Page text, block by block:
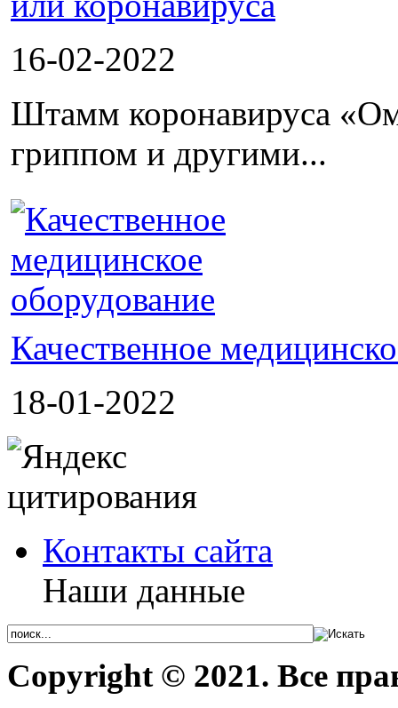
16-02-2022
Штамм коронавируса
гриппом и другими...
Качественное
18-01-2022
Контакты сайта
Наши данные
Copyright © 2021. Все